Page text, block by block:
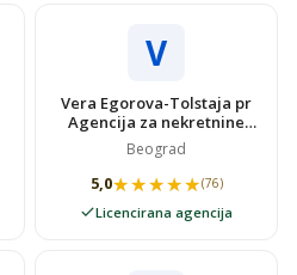
V
Vera Egorova-Tolstaja pr
Agencija za nekretnine
VIDOVSTAN
Beograd
5,0★★★★★
★★★★★(76)
Licencirana agencija